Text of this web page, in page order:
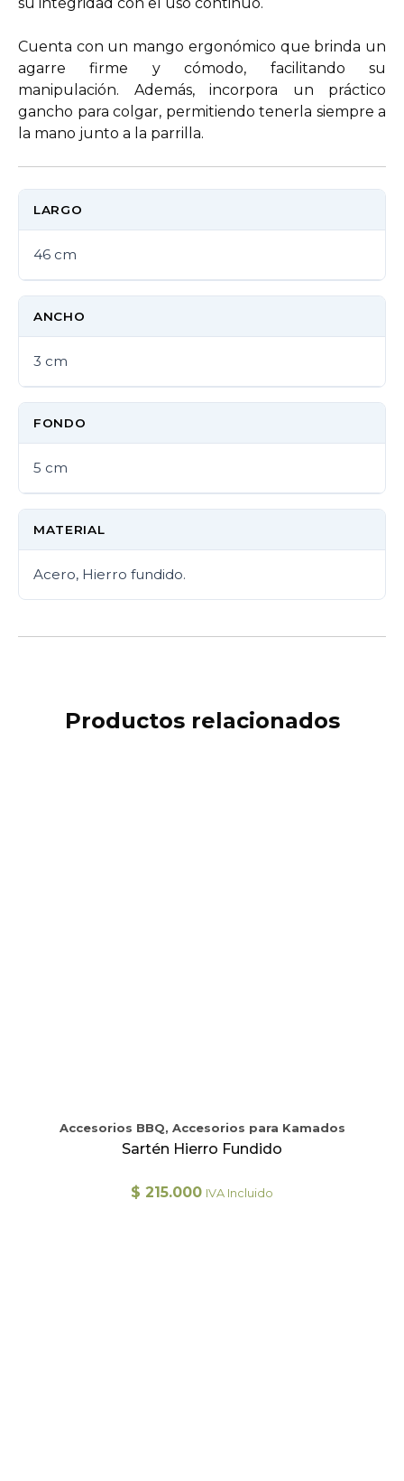
Cuenta con un mango ergonómico que brinda un
agarre firme y cómodo, facilitando su
manipulación. Además, incorpora un práctico
gancho para colgar, permitiendo tenerla siempre a
la mano junto a la parrilla.
LARGO
46 cm
ANCHO
3 cm
FONDO
5 cm
MATERIAL
Acero, Hierro fundido.
Productos relacionados
Accesorios BBQ, Accesorios para Kamados
Sartén Hierro Fundido
$ 215.000 IVA Incluido